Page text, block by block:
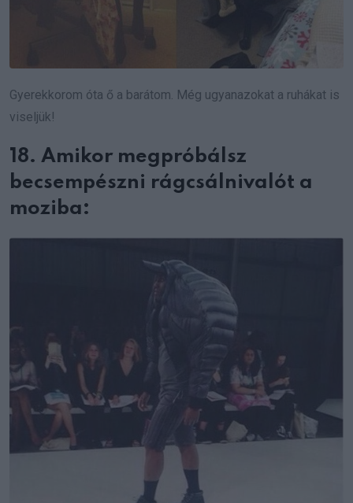
Gyerekkorom óta ő a barátom. Még ugyanazokat a ruhákat is
viseljük!
18. Amikor megpróbálsz
becsempészni rágcsálnivalót a
moziba: